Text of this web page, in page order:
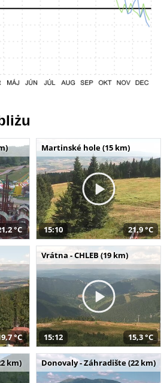
°C
Martinské hole (15 km)
15:10 21,9 °C
°C
Vrátna - CHLEB (19 km)
15:12 15,3 °C
km) Donovaly - Záhradište (22 km)